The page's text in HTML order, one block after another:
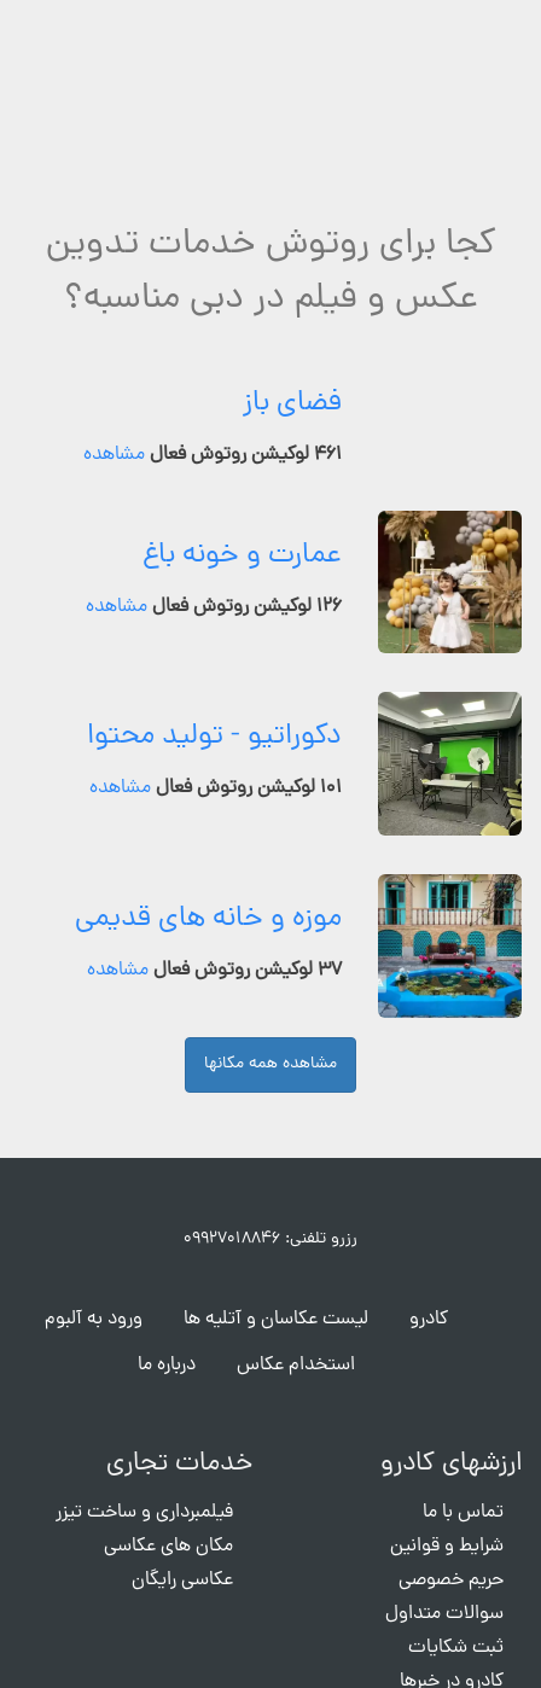
کجا برای روتوش خدمات تدوین
عکس و فیلم در دبی مناسبه؟
فضای باز
۴۶۱ لوکیشن روتوش فعال مشاهده
عمارت و خونه باغ
۱۲۶ لوکیشن روتوش فعال مشاهده
دکوراتیو - تولید محتوا
۱۰۱ لوکیشن روتوش فعال مشاهده
موزه و خانه های قدیمی
۳۷ لوکیشن روتوش فعال مشاهده
مشاهده همه مکانها
رزرو تلفنی: ۰۹۹۲۷۰۱۸۸۴۶
کادرو لیست عکاسان و آتلیه ها
ورود به آلبوم
استخدام عکاس
درباره ما
ارزشهای کادرو
تماس با ما
شرایط و قوانین
حریم خصوصی
سوالات متداول
ثبت شکایات
کادرو در خبرها
خدمات تجاری
فیلمبرداری و ساخت تیزر
مکان های عکاسی
عکاسی رایگان